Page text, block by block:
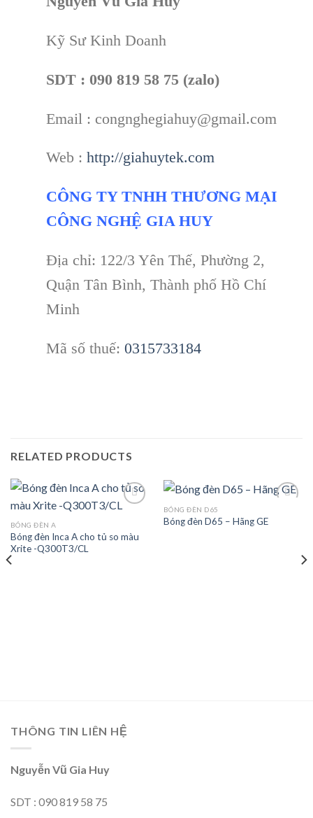
Kỹ Sư Kinh Doanh
SDT : 090 819 58 75 (zalo)
Email : congnghegiahuy@gmail.com
Web : http://giahuytek.com
CÔNG TY TNHH THƯƠNG MẠI
CÔNG NGHỆ GIA HUY
Địa chỉ: 122/3 Yên Thế, Phường 2,
Quận Tân Bình, Thành phố Hồ Chí
Minh
Mã số thuế: 0315733184
RELATED PRODUCTS
Add to
BÓNG ĐÈN A
Bóng đèn Inca A cho tủ so màu
Xrite -Q300T3/CL
BÓNG ĐÈN D65
Bóng đèn D65 – Hãng GE
THÔNG TIN LIÊN HỆ
Nguyễn Vũ Gia Huy
SDT : 090 819 58 75